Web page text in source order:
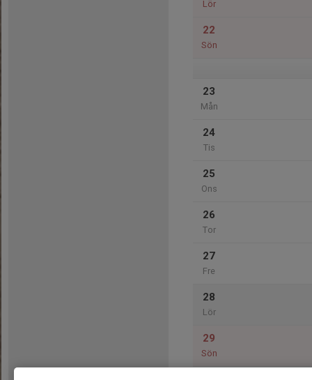
Lör
22
Sön
23
Mån
24
Tis
25
Ons
26
Tor
27
Fre
28
Lör
29
Sön